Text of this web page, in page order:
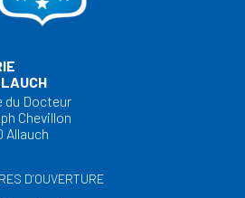
du Docteur
Chevillon
Allauch
D’OUVERTURE